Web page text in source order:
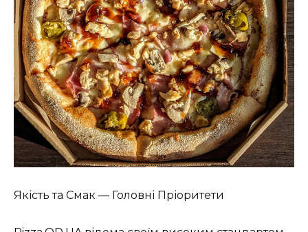
Якість та Смак — Головні Пріоритети